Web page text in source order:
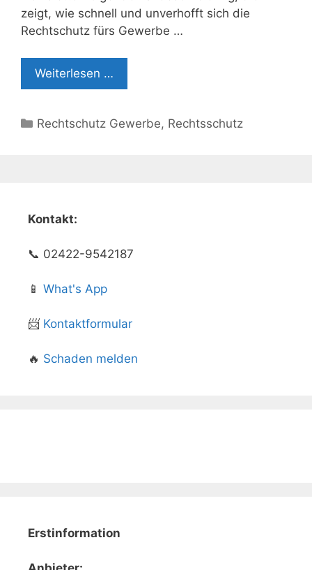
zeigt, wie schnell und unverhofft sich die
Rechtschutz fürs Gewerbe …
Weiterlesen …
Kategorien
Rechtschutz Gewerbe, Rechtsschutz
Kontakt:
📞 02422-9542187
📱 What's App
📨 Kontaktformular
🔥 Schaden melden
Erstinformation